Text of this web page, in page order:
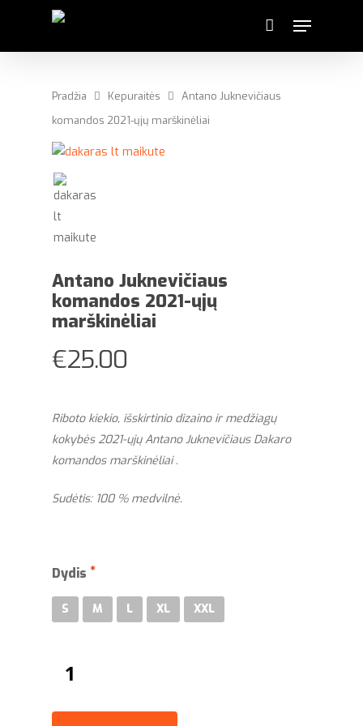
Pradžia Kepuraitės
Antano Juknevičiaus
komandos 2021-ųjų marškinėliai
Antano Juknevičiaus
komandos 2021-ųjų
marškinėliai
€25.00
Riboto kiekio, išskirtinio dizaino ir medžiagų
kokybės 2021-ųjų Antano Juknevičiaus Dakaro
komandos marškinėliai .
Sudėtis: 100 % medvilnė.
Dydis
S M L XL XXL